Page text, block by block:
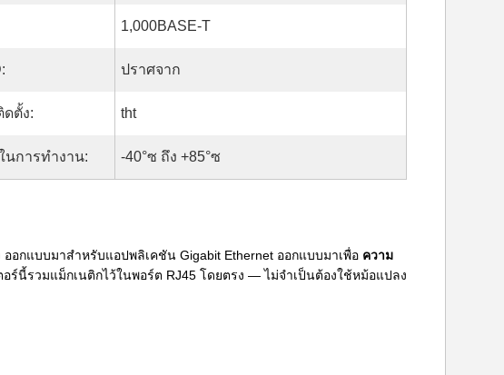
1,000BASE-T
ปราศจาก
ดตั้ง: tht
การทำงาน: -40°ซ ถึง +85°ซ
อกแบบมาสำหรับแอปพลิเคชัน Gigabit Ethernet ออกแบบมาเพื่อ ความ
ตอร์นี้รวมแม็กเนติกไว้ในพอร์ต RJ45 โดยตรง — ไม่จำเป็นต้องใช้หม้อแปลง